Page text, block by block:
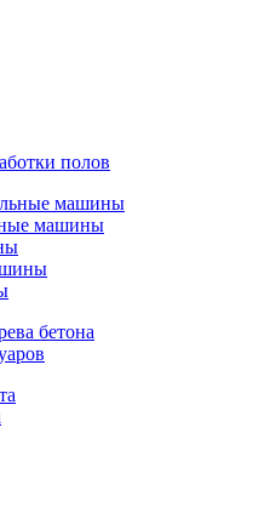
полов
машины
машины
бетона